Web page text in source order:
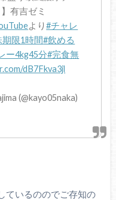
有吉ゼミ
より#チャレ
期限1時間#飲める
ー4kg45分#完食無
dB7Fkva3jl
(@kayo05naka)
ているののでご存知の